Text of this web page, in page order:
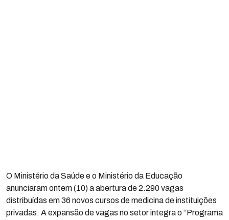
O Ministério da Saúde e o Ministério da Educação
anunciaram ontem (10) a abertura de 2.290 vagas
distribuídas em 36 novos cursos de medicina de instituições
privadas. A expansão de vagas no setor integra o “Programa